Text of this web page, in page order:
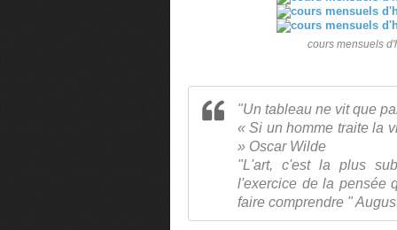
cours mensuels
"Un tableau ne vit que
« Si un homme traite la
» Oscar Wilde
"L'art, c'est la plus
l'exercice de la pensée
faire comprendre "